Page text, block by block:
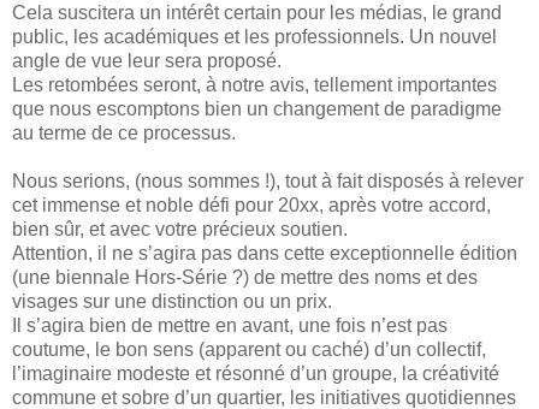
Cela suscitera un intérêt certain pour les médias, le grand
public, les académiques et les professionnels. Un nouvel
angle de vue leur sera proposé.
Les retombées seront, à notre avis, tellement importantes
que nous escomptons bien un changement de paradigme
au terme de ce processus.
Nous serions, (nous sommes !), tout à fait disposés à relever
cet immense et noble défi pour 20xx, après votre accord,
bien sûr, et avec votre précieux soutien.
Attention, il ne s’agira pas dans cette exceptionnelle édition
(une biennale Hors-Série ?) de mettre des noms et des
visages sur une distinction ou un prix.
Il s’agira bien de mettre en avant, une fois n’est pas
coutume, le bon sens (apparent ou caché) d’un collectif,
l’imaginaire modeste et résonné d’un groupe, la créativité
commune et sobre d’un quartier, les initiatives quotidiennes